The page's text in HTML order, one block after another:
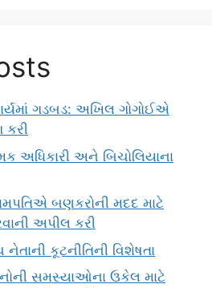
ગડબડ: અખિલ ગોગોઈએ
કરી
અધિકારી અને બિચોલિયાના
બણકરોની મદદ માટે
અપીલ કરી
કૂટનીતિની વિશેષતા
સમસ્યાઓના ઉકેલ માટે